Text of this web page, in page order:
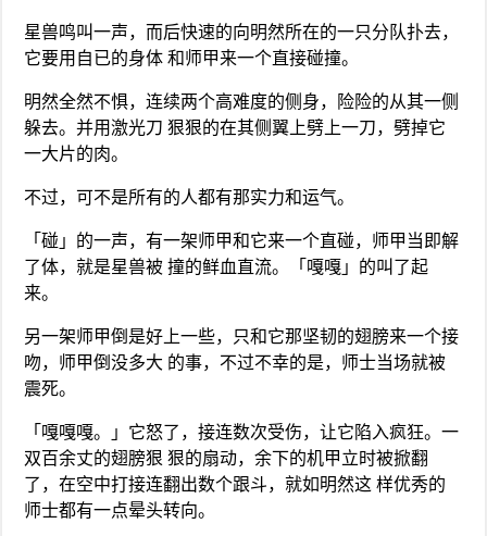
星兽鸣叫一声，而后快速的向明然所在的一只分队扑去，
它要用自已的身体 和师甲来一个直接碰撞。
明然全然不惧，连续两个高难度的侧身，险险的从其一侧
躲去。并用激光刀 狠狠的在其侧翼上劈上一刀，劈掉它
一大片的肉。
不过，可不是所有的人都有那实力和运气。
「碰」的一声，有一架师甲和它来一个直碰，师甲当即解
了体，就是星兽被 撞的鲜血直流。「嘎嘎」的叫了起
来。
另一架师甲倒是好上一些，只和它那坚韧的翅膀来一个接
吻，师甲倒没多大 的事，不过不幸的是，师士当场就被
震死。
「嘎嘎嘎。」它怒了，接连数次受伤，让它陷入疯狂。一
双百余丈的翅膀狠 狠的扇动，余下的机甲立时被掀翻
了，在空中打接连翻出数个跟斗，就如明然这 样优秀的
师士都有一点晕头转向。